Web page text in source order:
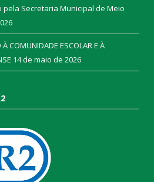
Secretaria Municipal de Meio
COMUNIDADE ESCOLAR E À
14 de maio de 2026